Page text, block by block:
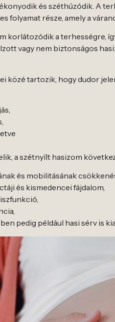
és széthúzódik. A
folyamat része, amely a
korlátozódik a terhességre,
vagy nem biztonságos
közé tartozik, hogy dudor
a szétnyílt hasizom
és mobilitásának
és kismedencei fájdalom,
pedig például hasi sérv is